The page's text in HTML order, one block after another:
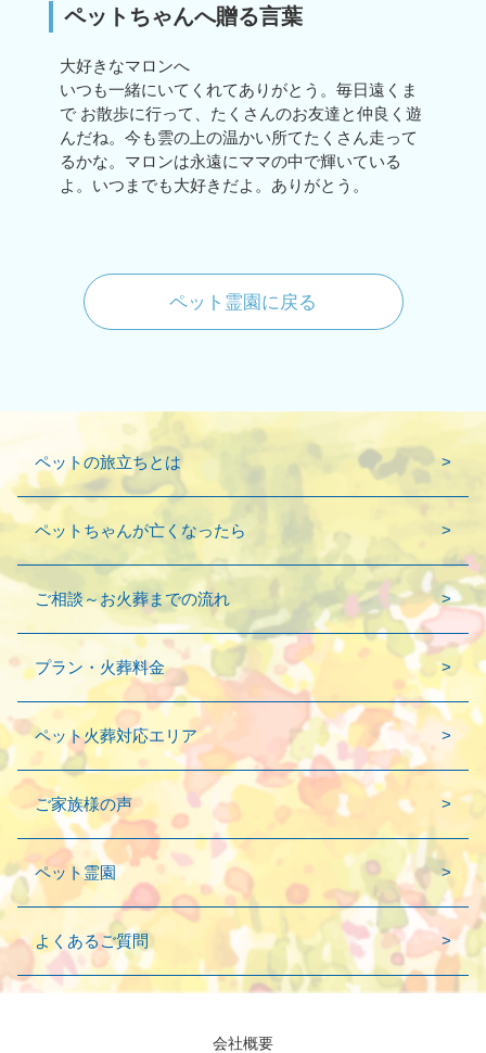
ペットちゃんへ贈る言葉
大好きなマロンへ
いつも一緒にいてくれてありがとう。毎日遠くま
で お散歩に行って、たくさんのお友達と仲良く遊
んだね。今も雲の上の温かい所てたくさん走って
るかな。マロンは永遠にママの中で輝いている
よ。いつまでも大好きだよ。ありがとう。
ペット霊園に戻る
ペットの旅立ちとは
ペットちゃんが亡くなったら
ご相談～お火葬までの流れ
プラン・火葬料金
ペット火葬対応エリア
ご家族様の声
ペット霊園
よくあるご質問
会社概要